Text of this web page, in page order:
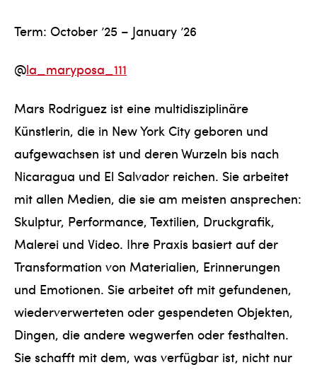
Term: October ’25 – January ’26
@la_maryposa_111
Mars Rodriguez ist eine multidisziplinäre
Künstlerin, die in New York City geboren und
aufgewachsen ist und deren Wurzeln bis nach
Nicaragua und El Salvador reichen. Sie arbeitet
mit allen Medien, die sie am meisten ansprechen:
Skulptur, Performance, Textilien, Druckgrafik,
Malerei und Video. Ihre Praxis basiert auf der
Transformation von Materialien, Erinnerungen
und Emotionen. Sie arbeitet oft mit gefundenen,
wiederverwerteten oder gespendeten Objekten,
Dingen, die andere wegwerfen oder festhalten.
Sie schafft mit dem, was verfügbar ist, nicht nur